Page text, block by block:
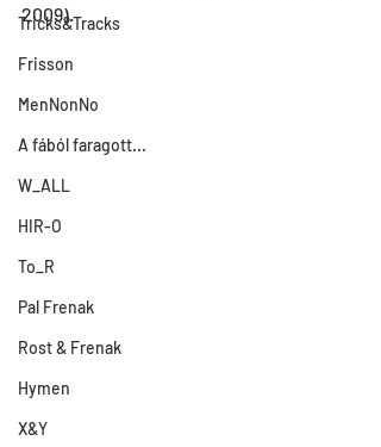
Tricks&Tracks
Frisson
MenNonNo
A fából faragott...
W_ALL
HIR-O
To_R
Pal Frenak
Rost & Frenak
Hymen
X&Y
2009).